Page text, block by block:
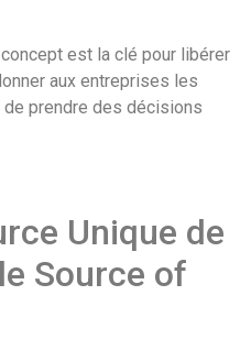
est la clé pour libérer
aux entreprises les
prendre des décisions
Unique de
Source of